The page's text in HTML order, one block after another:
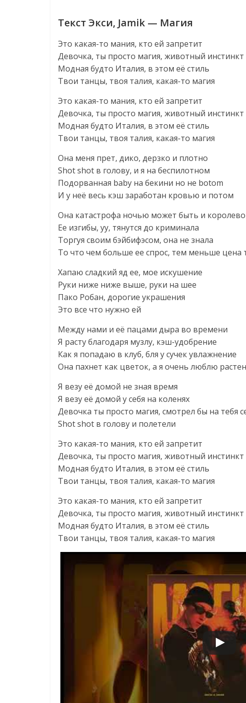
Текст Экси, Jamik — Магия
Это какая-то мания, кто ей запретит
Девочка, ты просто магия, животный инстинкт
Модная будто Италия, в этом её стиль
Твои танцы, твоя талия, какая-то магия
Это какая-то мания, кто ей запретит
Девочка, ты просто магия, животный инстинкт
Модная будто Италия, в этом её стиль
Твои танцы, твоя талия, какая-то магия
Она меня прет, дико, дерзко и плотно
Shot shot в голову, и я на беспилотном
Подорванная baby на бекини но не botom
И у неё весь кэш заработан кровью и потом
Она катастрофа ночью может быть и
Ее изгибы, уу, тянутся до криминала
Торгуя своим бэйбифэсом, она не знала
То что чем больше ее спрос, тем меньше цена
Хапаю сладкий яд ее, мое искушение
Руки ниже ниже выше, руки на шее
Пако Робан, дорогие украшения
Это все что нужно ей
Между нами и её пацами дыра во времени
Я расту благодаря музлу, кэш-удобрение
Как я попадаю в клуб, бля у сучек увлажнение
Она пахнет как цветок, а я очень люблю
Я везу её домой не зная время
Я везу её домой у себя на коленях
Девочка ты просто магия, смотрел бы на тебя
Shot shot в голову и полетели
Это какая-то мания, кто ей запретит
Девочка, ты просто магия, животный инстинкт
Модная будто Италия, в этом её стиль
Твои танцы, твоя талия, какая-то магия
Это какая-то мания, кто ей запретит
Девочка, ты просто магия, животный инстинкт
Модная будто Италия, в этом её стиль
Твои танцы, твоя талия, какая-то магия